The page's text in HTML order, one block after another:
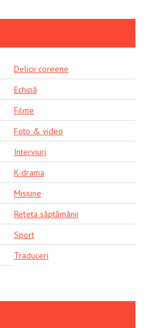
Delicii coreene
Echipă
Filme
Foto & video
Interviuri
K-drama
Misiune
Rețeta săptămânii
Sport
Traduceri